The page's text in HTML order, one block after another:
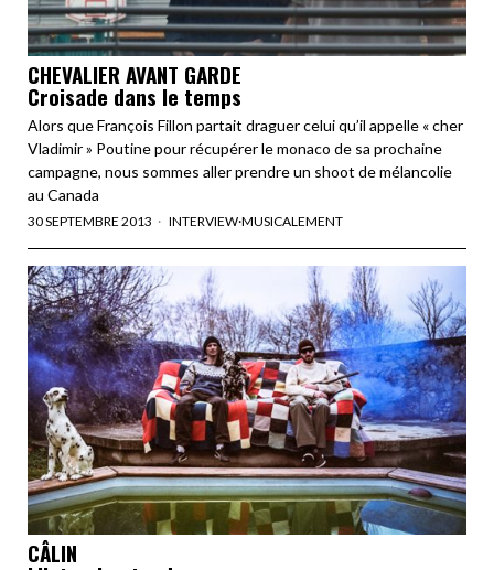
CHEVALIER AVANT GARDE
Croisade dans le temps
Alors que François Fillon partait draguer celui qu’il appelle « cher
Vladimir » Poutine pour récupérer le monaco de sa prochaine
campagne, nous sommes aller prendre un shoot de mélancolie
au Canada
30 SEPTEMBRE 2013 INTERVIEW·MUSICALEMENT
CÂLIN